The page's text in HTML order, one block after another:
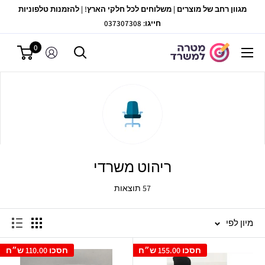
מגוון רחב של מוצרים | משלוחים לכל חלקי הארץ! | להזמנות טלפוניות
חייגו: 037307308
מטרה
0
ריהוט משרדי
57 תוצאות
מיון לפי
חסכו 155.00 ש״ח חסכו 110.00 ש״ח